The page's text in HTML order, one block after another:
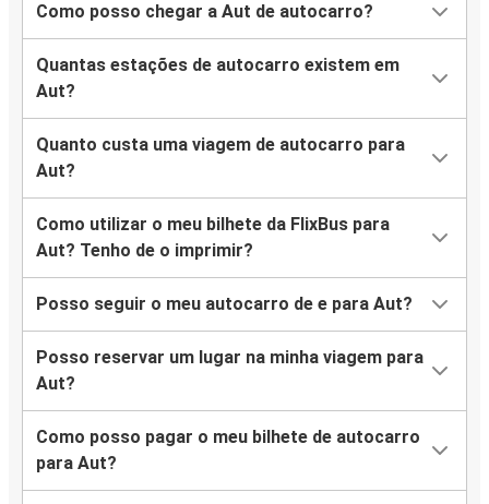
Como posso chegar a Aut de autocarro?
Quantas estações de autocarro existem em
Aut?
Quanto custa uma viagem de autocarro para
Aut?
Como utilizar o meu bilhete da FlixBus para
Aut? Tenho de o imprimir?
Posso seguir o meu autocarro de e para Aut?
Posso reservar um lugar na minha viagem para
Aut?
Como posso pagar o meu bilhete de autocarro
para Aut?